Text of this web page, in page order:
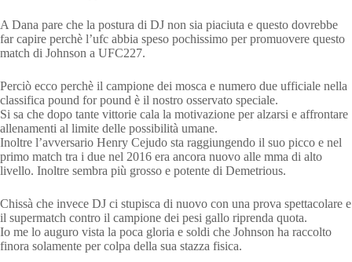
A Dana pare che la postura di DJ non sia piaciuta e questo dovrebbe
far capire perchè l’ufc abbia speso pochissimo per promuovere questo
match di Johnson a UFC227.
Perciò ecco perchè il campione dei mosca e numero due ufficiale nella
classifica pound for pound è il nostro osservato speciale.
Si sa che dopo tante vittorie cala la motivazione per alzarsi e affrontare
allenamenti al limite delle possibilità umane.
Inoltre l’avversario Henry Cejudo sta raggiungendo il suo picco e nel
primo match tra i due nel 2016 era ancora nuovo alle mma di alto
livello. Inoltre sembra più grosso e potente di Demetrious.
Chissà che invece DJ ci stupisca di nuovo con una prova spettacolare e
il supermatch contro il campione dei pesi gallo riprenda quota.
Io me lo auguro vista la poca gloria e soldi che Johnson ha raccolto
finora solamente per colpa della sua stazza fisica.